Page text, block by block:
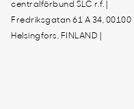
centralförbund SLC r.f. |
Fredriksgatan 61 A 34, 00100
Helsingfors, FINLAND |